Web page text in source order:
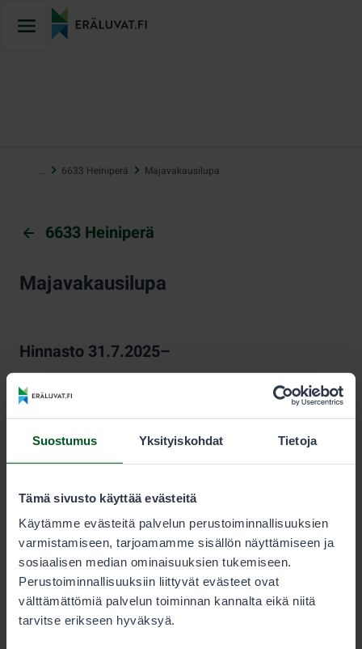
Suostumus Yksityiskohdat Tietoja
Tämä sivusto käyttää evästeitä
Käytämme evästeitä palvelun perustoiminnallisuuksien
varmistamiseen, tarjoamamme sisällön näyttämiseen ja
sosiaalisen median ominaisuuksien tukemiseen.
Perustoiminnallisuuksiin liittyvät evästeet ovat
välttämättömiä palvelun toiminnan kannalta eikä niitä
tarvitse erikseen hyväksyä.
sisältöön
… 6633 Heiniperä Majavakausilupa
6633 Heiniperä
Majavakausilupa
Hinnasto 31.7.2025–
KESTO
Kausi 28,00 €
saaliskiintiöt lupaehdoista.